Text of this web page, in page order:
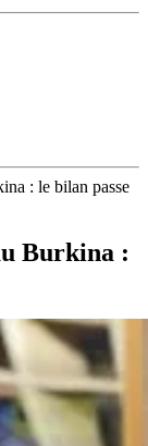
: le bilan passe
Burkina :